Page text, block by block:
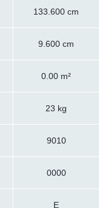
133.600 cm
9.600 cm
0.00 m²
23 kg
9010
0000
E